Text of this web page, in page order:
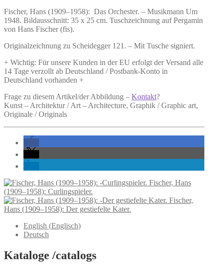
Fischer, Hans (1909–1958): Das Orchester. – Musikmann Um
1948. Bildausschnitt: 35 x 25 cm. Tuschzeichnung auf Pergamin
von Hans Fischer (fis).
Originalzeichnung zu Scheidegger 121. – Mit Tusche signiert.
+ Wichtig: Für unsere Kunden in der EU erfolgt der Versand alle
14 Tage verzollt ab Deutschland / Postbank-Konto in
Deutschland vorhanden +
Frage zu diesem Artikel/der Abbildung – Kontakt?
Kunst – Architektur / Art – Architecture, Graphik / Graphic art,
Originale / Originals
Fischer, Hans
(1909–1958): Curlingspieler.
Fischer,
Hans (1909–1958): Der gestiefelte Kater.
English (Englisch)
Deutsch
Kataloge /catalogs